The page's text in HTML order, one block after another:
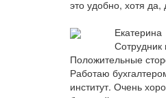
это удобно, хотя да,
Екатерина
Сотрудник
Положительные
Работаю
институт. Очень